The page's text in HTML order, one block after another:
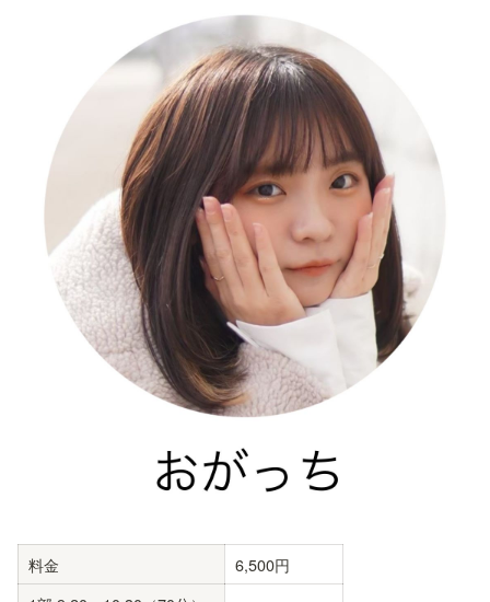
料金
6,500円